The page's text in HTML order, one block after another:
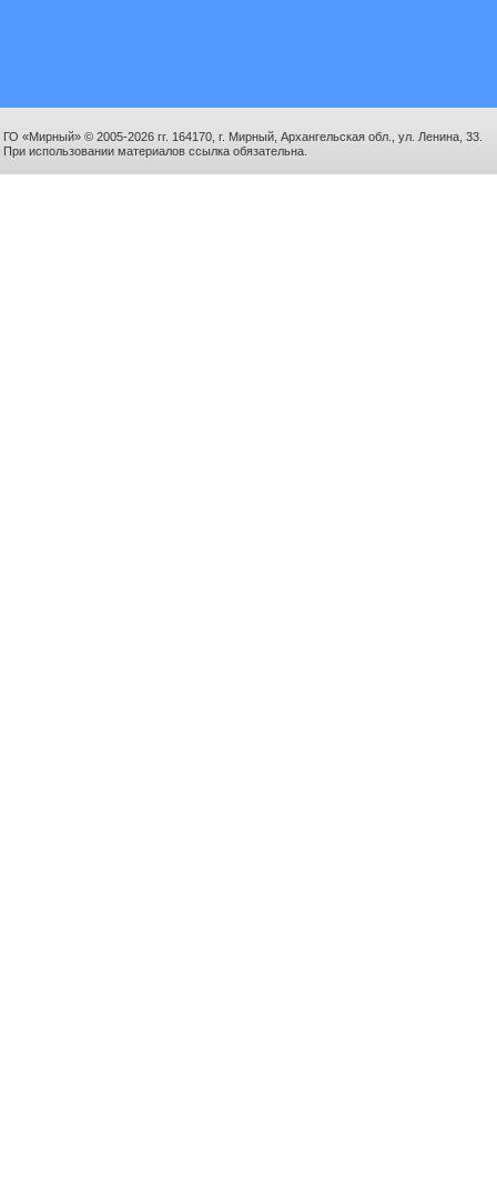
ГО «Мирный» © 2005-2026 гг. 164170, г. Мирный, Архангельская обл., ул. Ленина, 33.
При использовании материалов ссылка обязательна.